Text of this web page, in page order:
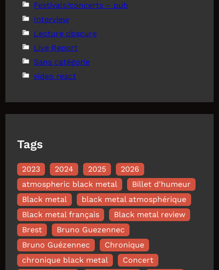
Festivals/concerts – pub
Interview
Lecture obscure
Live Report
Sans catégorie
video react
Tags
2023 2024 2025
2026
atmospheric black metal
Billet d'humeur
Black metal
black metal atmosphérique
Black metal français
Black metal review
Brest
Bruno Guezennec
Bruno Guézennec
Chronique
chronique black metal
Concert